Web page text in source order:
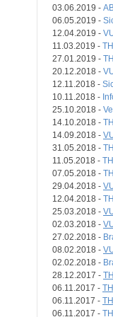
03.06.2019 -
06.05.2019 -
12.04.2019 -
11.03.2019 -
27.01.2019 -
20.12.2018 -
12.11.2018 -
10.11.2018 -
25.10.2018 -
14.10.2018 -
14.09.2018 -
31.05.2018 -
11.05.2018 -
07.05.2018 -
29.04.2018 -
12.04.2018 -
25.03.2018 -
02.03.2018 -
27.02.2018 -
08.02.2018 -
02.02.2018 -
28.12.2017 -
06.11.2017 -
06.11.2017 -
06.11.2017 -